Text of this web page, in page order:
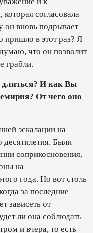
согласовала
он вновь подрывает
пришло в этот раз? Я
что он позволит
грабли.
длиться? И как Вы
От чего оно
эскалации на
десятилетия. Были
соприкосновения,
на
года. Но вот столь
за последние
зависеть от
ли она соблюдать
и вчера, то есть